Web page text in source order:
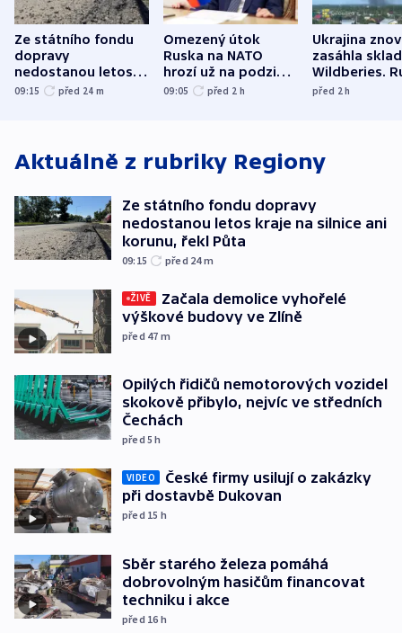
Ze státního fondu
dopravy
nedostanou letos
kraje na silnice ani
09:15 před 24 m
Omezený útok
Ruska na NATO
hrozí už na podzim,
varují tajné služby
09:05 před 2 h
Ukrajina
zasáhla
Wildberies.
útočili v
před 2h
Aktuálně z rubriky Regiony
Ze státního fondu dopravy
nedostanou letos kraje na silnice ani
korunu, řekl Půta
09:15 před 24m
ŽIVĚ
Začala demolice vyhořelé
výškové budovy ve Zlíně
před 47 m
Opilých řidičů nemotorových vozidel
skokově přibylo, nejvíc ve středních
Čechách
před 5h
VIDEO
České firmy usilují o zakázky
při dostavbě Dukovan
před 15 h
Sběr starého železa pomáhá
dobrovolným hasičům financovat
techniku i akce
před 16 h